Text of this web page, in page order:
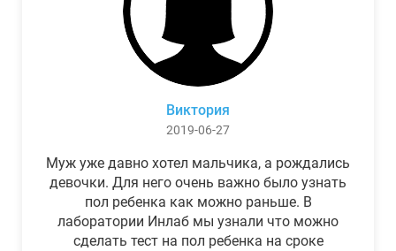
Виктория
2019-06-27
Муж уже давно хотел мальчика, а рождались
девочки. Для него очень важно было узнать
пол ребенка как можно раньше. В
лаборатории Инлаб мы узнали что можно
сделать тест на пол ребенка на сроке